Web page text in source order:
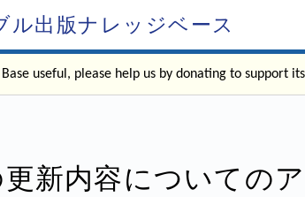
ル出版ナレッジベース
useful, please help us by donating to support
新内容についての